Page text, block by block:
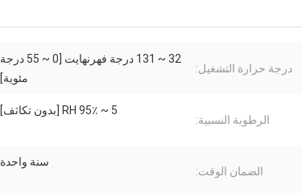
درجة حرارة التشغيل:
32 ~ 131 درجة فهرنهايت [0 ~ 55 درجة
مئوية]
الرطوبة النسبية:
5 ~ 95٪ RH [بدون تكاثف]
الضمان الوقت:
سنة واحدة